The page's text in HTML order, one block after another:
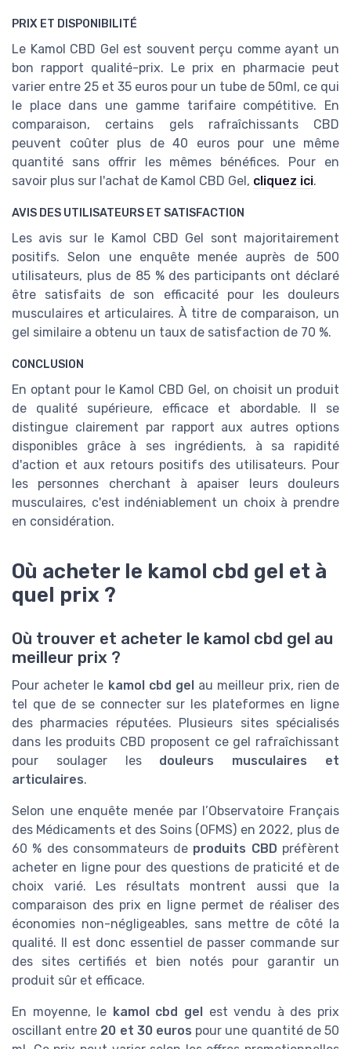
PRIX ET DISPONIBILITÉ
Le Kamol CBD Gel est souvent perçu comme ayant un
bon rapport qualité-prix. Le prix en pharmacie peut
varier entre 25 et 35 euros pour un tube de 50ml, ce qui
le place dans une gamme tarifaire compétitive. En
comparaison, certains gels rafraîchissants CBD
peuvent coûter plus de 40 euros pour une même
quantité sans offrir les mêmes bénéfices. Pour en
savoir plus sur l'achat de Kamol CBD Gel, cliquez ici.
AVIS DES UTILISATEURS ET SATISFACTION
Les avis sur le Kamol CBD Gel sont majoritairement
positifs. Selon une enquête menée auprès de 500
utilisateurs, plus de 85 % des participants ont déclaré
être satisfaits de son efficacité pour les douleurs
musculaires et articulaires. À titre de comparaison, un
gel similaire a obtenu un taux de satisfaction de 70 %.
CONCLUSION
En optant pour le Kamol CBD Gel, on choisit un produit
de qualité supérieure, efficace et abordable. Il se
distingue clairement par rapport aux autres options
disponibles grâce à ses ingrédients, à sa rapidité
d'action et aux retours positifs des utilisateurs. Pour
les personnes cherchant à apaiser leurs douleurs
musculaires, c'est indéniablement un choix à prendre
en considération.
Où acheter le kamol cbd gel et à
quel prix ?
Où trouver et acheter le kamol cbd gel au
meilleur prix ?
Pour acheter le kamol cbd gel au meilleur prix, rien de
tel que de se connecter sur les plateformes en ligne
des pharmacies réputées. Plusieurs sites spécialisés
dans les produits CBD proposent ce gel rafraîchissant
pour soulager les douleurs musculaires et
articulaires.
Selon une enquête menée par l’Observatoire Français
des Médicaments et des Soins (OFMS) en 2022, plus de
60 % des consommateurs de produits CBD préfèrent
acheter en ligne pour des questions de praticité et de
choix varié. Les résultats montrent aussi que la
comparaison des prix en ligne permet de réaliser des
économies non-négligeables, sans mettre de côté la
qualité. Il est donc essentiel de passer commande sur
des sites certifiés et bien notés pour garantir un
produit sûr et efficace.
En moyenne, le kamol cbd gel
est vendu à des prix
oscillant entre 20 et 30 euros pour une quantité de 50